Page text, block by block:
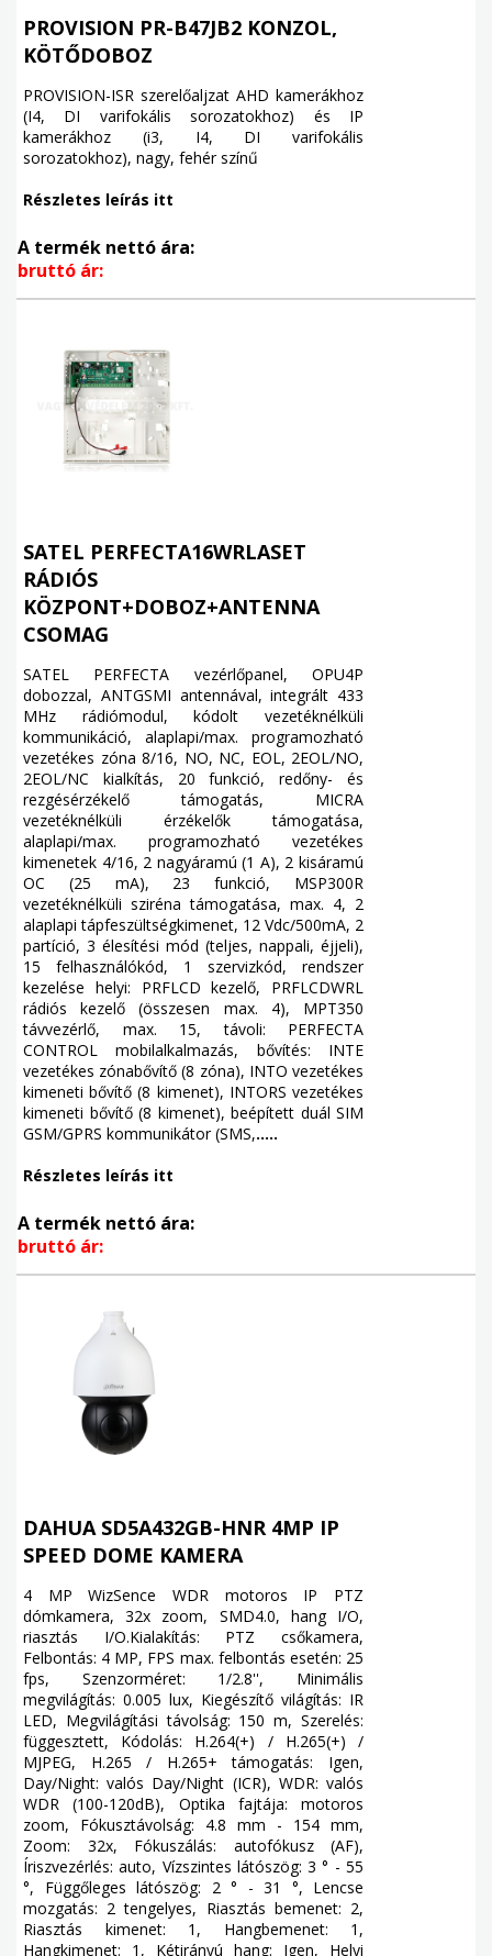
PROVISION PR-B47JB2 KONZOL,
KÖTŐDOBOZ
PROVISION-ISR szerelőaljzat AHD kamerákhoz
(I4, DI varifokális sorozatokhoz) és IP
kamerákhoz (i3, I4, DI varifokális
sorozatokhoz), nagy, fehér színű
Részletes leírás itt
A termék nettó ára:
bruttó ár:
SATEL PERFECTA16WRLASET
RÁDIÓS
KÖZPONT+DOBOZ+ANTENNA
CSOMAG
SATEL PERFECTA vezérlőpanel, OPU4P
dobozzal, ANTGSMI antennával, integrált 433
MHz rádiómodul, kódolt vezetéknélküli
kommunikáció, alaplapi/max. programozható
vezetékes zóna 8/16, NO, NC, EOL, 2EOL/NO,
2EOL/NC kialkítás, 20 funkció, redőny- és
rezgésérzékelő támogatás, MICRA
vezetéknélküli érzékelők támogatása,
alaplapi/max. programozható vezetékes
kimenetek 4/16, 2 nagyáramú (1 A), 2 kisáramú
OC (25 mA), 23 funkció, MSP300R
vezetéknélküli sziréna támogatása, max. 4, 2
alaplapi tápfeszültségkimenet, 12 Vdc/500mA, 2
partíció, 3 élesítési mód (teljes, nappali, éjjeli),
15 felhasználókód, 1 szervizkód, rendszer
kezelése helyi: PRFLCD kezelő, PRFLCDWRL
rádiós kezelő (összesen max. 4), MPT350
távvezérlő, max. 15, távoli: PERFECTA
CONTROL mobilalkalmazás, bővítés: INTE
vezetékes zónabővítő (8 zóna), INTO vezetékes
kimeneti bővítő (8 kimenet), INTORS vezetékes
kimeneti bővítő (8 kimenet), beépített duál SIM
GSM/GPRS kommunikátor (SMS,.....
Részletes leírás itt
A termék nettó ára:
bruttó ár:
DAHUA SD5A432GB-HNR 4MP IP
SPEED DOME KAMERA
4 MP WizSence WDR motoros IP PTZ
dómkamera, 32x zoom, SMD4.0, hang I/O,
riasztás I/O.Kialakítás: PTZ csőkamera,
Felbontás: 4 MP, FPS max. felbontás esetén: 25
fps, Szenzorméret: 1/2.8'', Minimális
megvilágítás: 0.005 lux, Kiegészítő világítás: IR
LED, Megvilágítási távolság: 150 m, Szerelés:
függesztett, Kódolás: H.264(+) / H.265(+) /
MJPEG, H.265 / H.265+ támogatás: Igen,
Day/Night: valós Day/Night (ICR), WDR: valós
WDR (100-120dB), Optika fajtája: motoros
zoom, Fókusztávolság: 4.8 mm - 154 mm,
Zoom: 32x, Fókuszálás: autofókusz (AF),
Íriszvezérlés: auto, Vízszintes látószög: 3 ° - 55
°, Függőleges látószög: 2 ° - 31 °, Lencse
mozgatás: 2 tengelyes, Riasztás bemenet: 2,
Riasztás kimenet: 1, Hangbemenet: 1,
Hangkimenet: 1, Kétirányú hang: Igen, Helyi